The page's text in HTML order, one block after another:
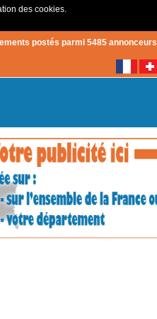
des cookies.Créer un compte
postés parmi 5485 annonceurs